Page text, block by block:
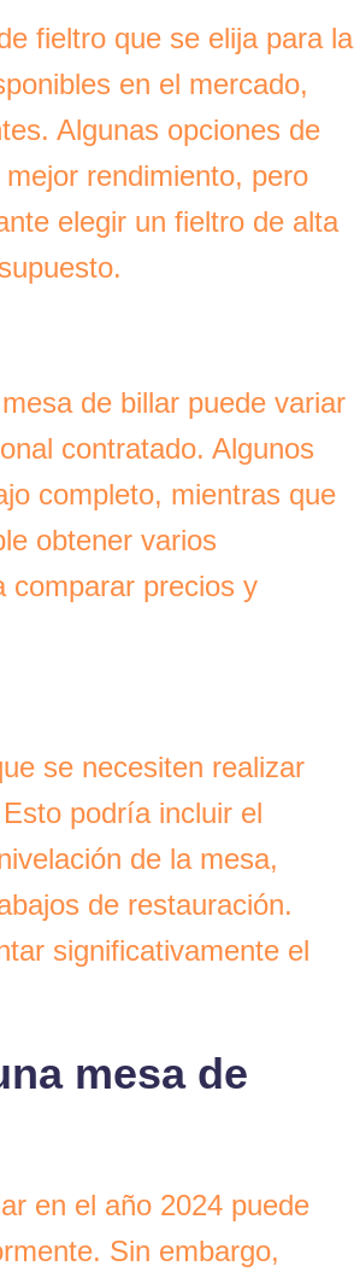
fieltro que se elija para la
en el mercado,
Algunas opciones de
rendimiento, pero
elegir un fieltro de alta
de billar puede variar
contratado. Algunos
completo, mientras que
obtener varios
comparar precios y
se necesiten realizar
podría incluir el
de la mesa,
de restauración.
significativamente el
mesa de
en el año 2024 puede
Sin embargo,